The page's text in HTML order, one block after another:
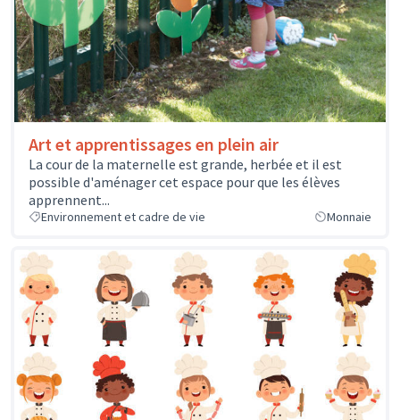
Art et apprentissages en plein air
La cour de la maternelle est grande, herbée et il est
possible d'aménager cet espace pour que les élèves
apprennent...
Environnement et cadre de vie Monnaie